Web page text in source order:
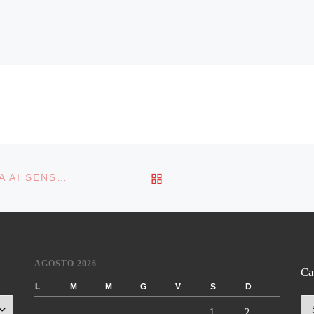
AGOSTO 2026
L M M G V S D
1 2